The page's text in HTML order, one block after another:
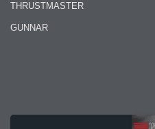
THRUSTMASTER
GUNNAR